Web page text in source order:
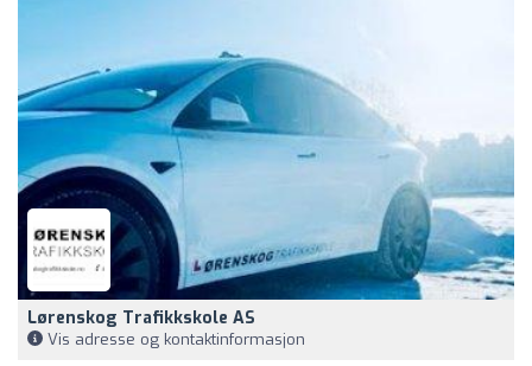
Lørenskog Trafikkskole AS
Vis adresse og kontaktinformasjon